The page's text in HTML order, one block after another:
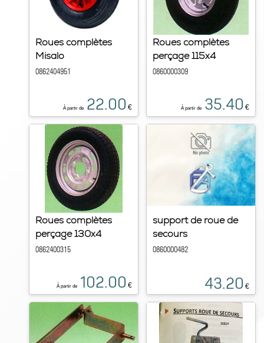
Roues complètes
Misalo
0862404951
À partir de 22.00 €
Roues complètes
perçage 115x4
0860000309
À partir de 35.40 €
Roues complètes
perçage 130x4
0862400315
À partir de 102.00 €
support de roue de
secours
0860000482
43.20 €